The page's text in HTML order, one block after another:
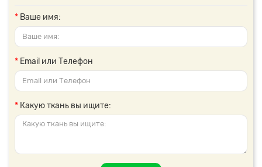
Ваше имя:
Email или Телефон
Какую ткань вы ищите: